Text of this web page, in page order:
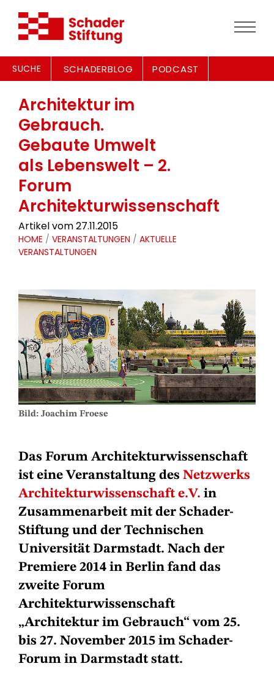
SUCHE SCHADERBLOG PODCAST
Architektur im
Gebrauch.
Gebaute Umwelt
als Lebenswelt – 2.
Forum
Architekturwissenschaft
Artikel vom 27.11.2015
HOME / VERANSTALTUNGEN / AKTUELLE
VERANSTALTUNGEN
Bild: Joachim Froese
Das Forum Architekturwissenschaft
ist eine Veranstaltung des Netzwerks
Architekturwissenschaft e.V. in
Zusammenarbeit mit der Schader-
Stiftung und der Technischen
Universität Darmstadt. Nach der
Premiere 2014 in Berlin fand das
zweite Forum
Architekturwissenschaft
„Architektur im Gebrauch“ vom 25.
bis 27. November 2015 im Schader-
Forum in Darmstadt statt.